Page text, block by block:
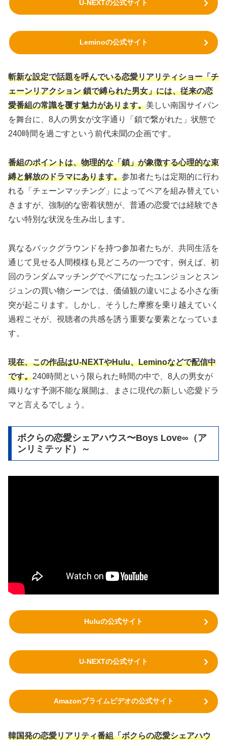
U-NEXTの公式サイト
Leminoの公式サイト
斬新な設定で話題を呼んでいる恋愛リアリティショー「チ
ェーンリアクション 鎖で縛られた男女」には、従来の恋
愛番組の常識を覆す魅力があります。美しい南国サイパン
を舞台に、8人の男女が文字通り「鎖で繋がれた」状態で
240時間を過ごすという前代未聞の企画です。
番組のポイントは、物理的な「鎖」が象徴する心理的な束
縛と解放のドラマにあります。参加者たちは定期的に行わ
れる「チェーンマッチング」によってペアを組み替えてい
きますが、強制的な密着状態が、普通の恋愛では経験でき
ない特別な状況を生み出します。
異なるバックグラウンドを持つ参加者たちが、共同生活を
通じて見せる人間模様も見どころの一つです。例えば、初
回のランダムマッチングでペアになったユンジョンとスン
ジュンの買い物シーンでは、価値観の違いによる小さな衝
突が起こります。しかし、そうした摩擦を乗り越えていく
過程こそが、視聴者の共感を誘う重要な要素となっていま
す。
現在、この作品はU-NEXTやHulu、Leminoなどで配信中
です。240時間という限られた時間の中で、8人の男女が
織りなす予測不能な展開は、まさに現代の新しい恋愛ドラ
マと言えるでしょう。
ボクらの恋愛シェアハウス〜Boys Love∞（ア
ンリミテッド）～
Huluの公式サイト
U-NEXTの公式サイト
Amazonプライムビデオの公式サイト
韓国発の恋愛リアリティ番組「ボクらの恋愛シェアハウ